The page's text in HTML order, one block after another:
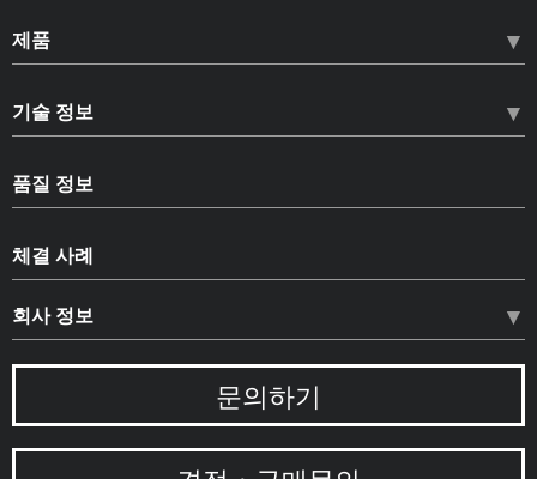
제품
HLN 하드록너트
HLB 하드록 베어링 너트
HLS 하드록 세트 스크류
CAD데이터 다운로드
기술 정보
나사의 풀림
나사의 설계법
나사의 트러블
하드록 너트에 대하여
나사 평가에 대하여
품질 정보
품질 정보
품질 보증 체제
환경에 대한 책임
공적 인증
체결 사례
회사 정보
위치 안내
문의하기